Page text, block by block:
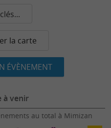
la carte
ÉVÈNEMENT
à venir
au total à Mimizan